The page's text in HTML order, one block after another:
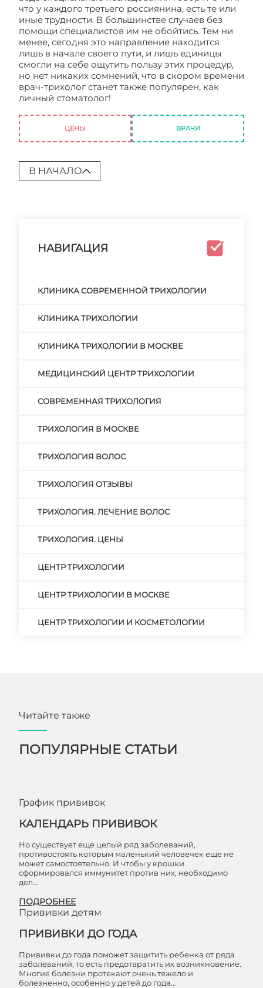
что у каждого третьего россиянина, есть те или
иные трудности. В большинстве случаев без
помощи специалистов им не обойтись. Тем ни
менее, сегодня это направление находится
лишь в начале своего пути, и лишь единицы
смогли на себе ощутить пользу этих процедур,
но нет никаких сомнений, что в скором времени
врач-трихолог станет также популярен, как
личный стоматолог!
ЦЕНЫ ВРАЧИ
В НАЧАЛО
НАВИГАЦИЯ
КЛИНИКА СОВРЕМЕННОЙ ТРИХОЛОГИИ
КЛИНИКА ТРИХОЛОГИИ
КЛИНИКА ТРИХОЛОГИИ В МОСКВЕ
МЕДИЦИНСКИЙ ЦЕНТР ТРИХОЛОГИИ
СОВРЕМЕННАЯ ТРИХОЛОГИЯ
ТРИХОЛОГИЯ В МОСКВЕ
ТРИХОЛОГИЯ ВОЛОС
ТРИХОЛОГИЯ ОТЗЫВЫ
ТРИХОЛОГИЯ. ЛЕЧЕНИЕ ВОЛОС
ТРИХОЛОГИЯ. ЦЕНЫ
ЦЕНТР ТРИХОЛОГИИ
ЦЕНТР ТРИХОЛОГИИ В МОСКВЕ
ЦЕНТР ТРИХОЛОГИИ И КОСМЕТОЛОГИИ
Читайте также
ПОПУЛЯРНЫЕ СТАТЬИ
График прививок
КАЛЕНДАРЬ ПРИВИВОК
Но существует еще целый ряд заболеваний,
противостоять которым маленький человечек еще не
может самостоятельно. И чтобы у крошки
сформировался иммунитет против них, необходимо
дел…
ПОДРОБНЕЕ
Прививки детям
ПРИВИВКИ ДО ГОДА
Прививки до года поможет защитить ребенка от ряда
заболеваний, то есть предотвратить их возникновение.
Многие болезни протекают очень тяжело и
болезненно, особенно у детей до года…